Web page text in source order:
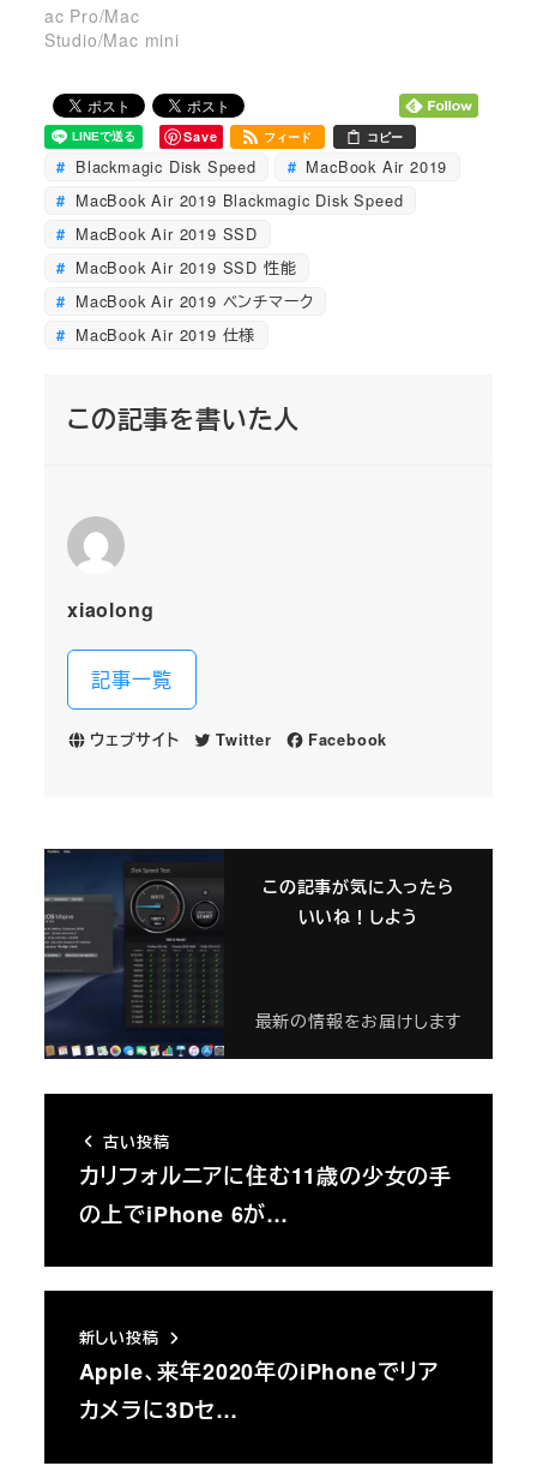
ac Pro/Mac
Studio/Mac mini
Save フィード コピー
Blackmagic Disk Speed
MacBook Air 2019
MacBook Air 2019 Blackmagic Disk Speed
MacBook Air 2019 SSD
MacBook Air 2019 SSD 性能
MacBook Air 2019 ベンチマーク
MacBook Air 2019 仕様
この記事を書いた人
xiaolong
記事一覧
ウェブサイト Twitter Facebook
この記事が気に入ったら
いいね！しよう
最新の情報をお届けします
古い投稿
カリフォルニアに住む11歳の少女の手
の上でiPhone 6が…
新しい投稿
Apple、来年2020年のiPhoneでリア
カメラに3Dセ…